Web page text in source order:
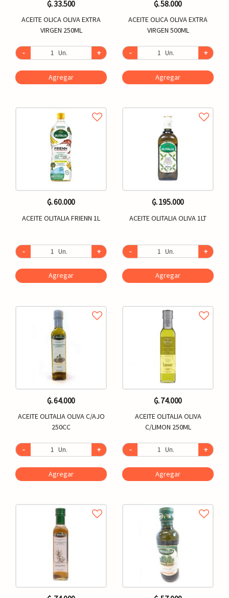
₲. 33.500
ACEITE OLICA OLIVA EXTRA
VIRGEN 250ML
- Un. +
Agregar
₲. 58.000
ACEITE OLICA OLIVA EXTRA
VIRGEN 500ML
- Un. +
Agregar
₲. 60.000
ACEITE OLITALIA FRIENN 1L
- Un. +
Agregar
₲. 195.000
ACEITE OLITALIA OLIVA 1LT
- Un. +
Agregar
₲. 64.000
ACEITE OLITALIA OLIVA C/AJO
250CC
- Un. +
Agregar
₲. 74.000
ACEITE OLITALIA OLIVA
C/LIMON 250ML
- Un. +
Agregar